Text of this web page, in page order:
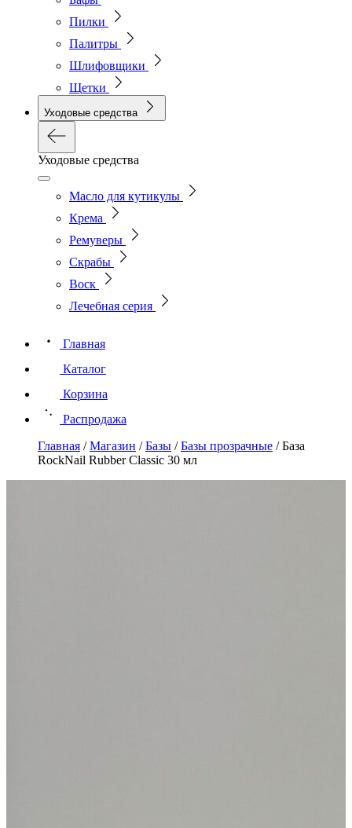
Пилки
Палитры
Шлифовщики
Щетки
Уходовые средства
Уходовые средства
Масло для кутикулы
Крема
Ремуверы
Скрабы
Воск
Лечебная серия
Главная
Каталог
Корзина
Распродажа
Главная /Магазин /Базы /Базы прозрачные /База
RockNail Rubber Classic 30 мл